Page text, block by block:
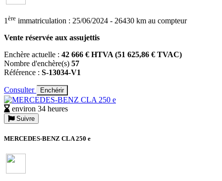
1 ère immatriculation : 25/06/2024 - 26430 km au compteur
Vente réservée aux assujettis
Enchère actuelle : 42 666 € HTVA (51 625,86 € TVAC)
Nombre d'enchère(s) 57
Référence : S-13034-V1
Consulter Enchérir
environ 34 heures
Suivre
MERCEDES-BENZ CLA 250 e